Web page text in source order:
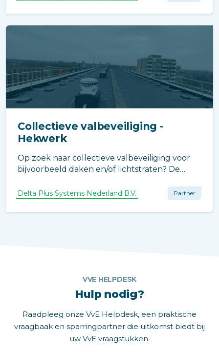
Collectieve valbeveiliging -
Hekwerk
Op zoek naar collectieve valbeveiliging voor
bijvoorbeeld daken en/of lichtstraten? De
Delta Plus Systems bieden optimale veiligheid
Delta Plus Systems Nederland B.V. Partner
VVE HELPDESK
Hulp nodig?
Raadpleeg onze VvE Helpdesk, een praktische
vraagbaak en sparringpartner die uitkomst biedt bij
uw VvE vraagstukken.